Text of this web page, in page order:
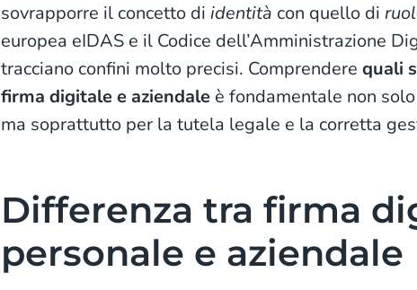
sovrapporre il concetto di identità con quello di
europea eIDAS e il Codice dell’Amministrazione
tracciano confini molto precisi. Comprendere quali
firma digitale e aziendale è fondamentale non
ma soprattutto per la tutela legale e la corretta
Differenza tra firma
personale e aziendale